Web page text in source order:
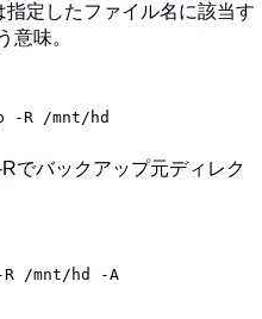
定したファイル名に該当す
意味。
-R /mnt/hd
でバックアップ元ディレク
/mnt/hd -A